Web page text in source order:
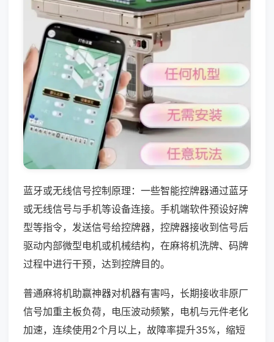
蓝牙或无线信号控制原理：一些智能控牌器通过蓝牙
或无线信号与手机等设备连接。手机端软件预设好牌
型等指令，发送信号给控牌器，控牌器接收到信号后
驱动内部微型电机或机械结构，在麻将机洗牌、码牌
过程中进行干预，达到控牌目的。
普通麻将机助赢神器对机器有害吗，长期接收非原厂
信号加重主板负荷，电压波动频繁，电机与元件老化
加速，连续使用2个月以上，故障率提升35%，缩短